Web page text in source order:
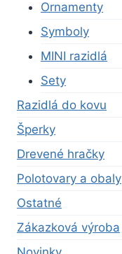
Ornamenty
Symboly
MINI razidlá
Sety
Razidlá do kovu
Šperky
Drevené hračky
Polotovary a obaly
Ostatné
Zákazková výroba